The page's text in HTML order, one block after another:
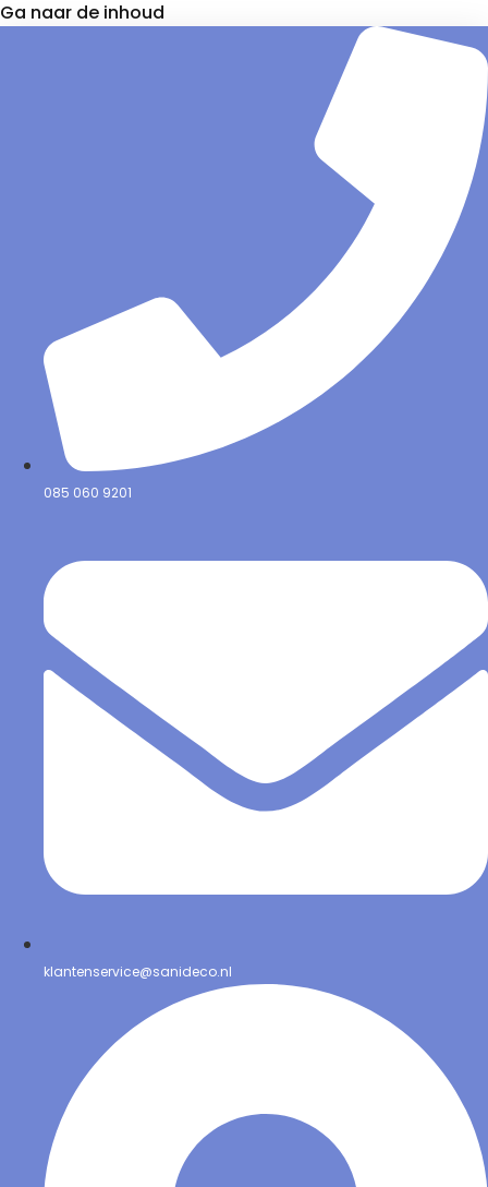
Ga naar de inhoud
085 060 9201
klantenservice@sanideco.nl